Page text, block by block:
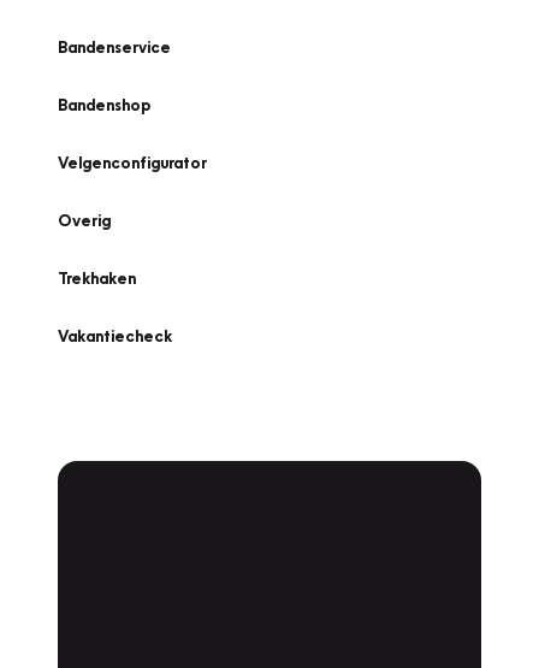
Bandenservice
Bandenshop
Velgenconfigurator
Overig
Trekhaken
Vakantiecheck